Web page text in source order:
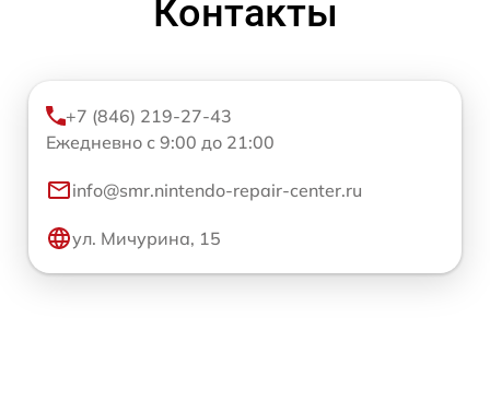
Контакты
+7 (846) 219-27-43
Ежедневно с 9:00 до 21:00
info@smr.nintendo-repair-center.ru
ул. Мичурина, 15